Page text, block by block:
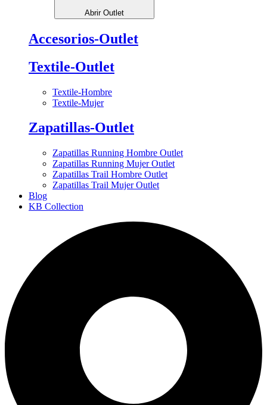
Abrir Outlet
Accesorios-Outlet
Textile-Outlet
Textile-Hombre
Textile-Mujer
Zapatillas-Outlet
Zapatillas Running Hombre Outlet
Zapatillas Running Mujer Outlet
Zapatillas Trail Hombre Outlet
Zapatillas Trail Mujer Outlet
Blog
KB Collection